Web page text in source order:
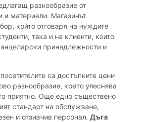
разнообразие от
и материали. Магазинът
който отговаря на нуждите
така и на клиенти, които
принадлежности и
са достъпните цени
разнообразие, което улеснява
приятно. Още едно съществено
стандарт на обслужване,
и отзивчив персонал. Дъга